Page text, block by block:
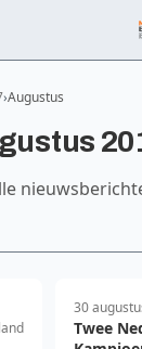
Augustus
30
Twee